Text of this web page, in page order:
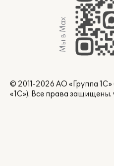
Мы в Max
© 2011-2026 АО «Группа
«1С»). Все права защищены.